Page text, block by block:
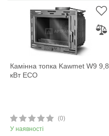
Камінна топка Kawmet W9 9,8
кВт ECO
(0)
У наявності